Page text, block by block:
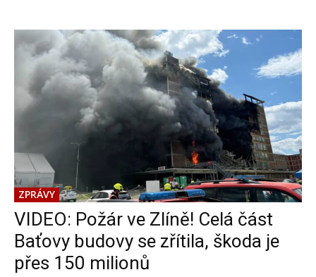
ZPRÁVY
VIDEO: Požár ve Zlíně! Celá část
Baťovy budovy se zřítila, škoda je
přes 150 milionů